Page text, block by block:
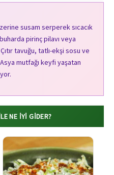
susam serperek sıcacık
pirinç pilavı veya
tavuğu, tatlı-ekşi sosu ve
mutfağı keyfi yaşatan
NE İYI GIDER?